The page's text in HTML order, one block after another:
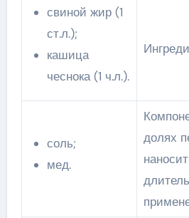
свиной жир (1
ст.л.);
кашица
чеснока (1 ч.л.).
соль;
мед.
долях